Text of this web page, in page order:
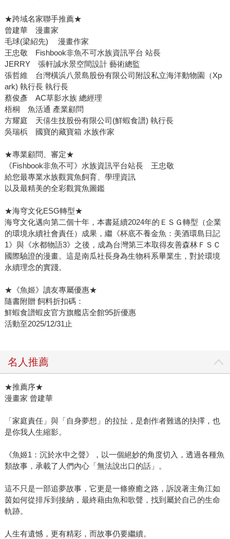
★跨域名家聯手推薦★
曾建華 漫畫家
毛球(梁紹先) 漫畫作家
王忠敬 Fishbook非魚不可水族資訊平台 站長
JERRY 張軒誠水景空間設計 藝術總監
張哲維 台灣橫浜八景島股份有限公司附設私立海洋動物園（Xp
ark) 執行長 執行長
蔡俊彥 AC草影水族 總經理
梧桐 魚活通 產業顧問
方耀庭 天僖生技股份有限公司(鮮蝦食譜) 執行長
吳瑞梹 國寶的藏寶箱 水族作家
★專業顧問、審定★
《Fishbook非魚不可》水族資訊平台站長 王忠敬
給您最專業水族觀賞魚飼育、學理資訊
以及最精美的全彩觀賞魚圖鑑
★海穹文化ESG轉型★
海穹文化邁向第二個十年，本書延續2024年的ＥＳＧ轉型（企業
的環境永續社會責任）成果，繼《杯底不養金魚：美酒環島日記
1》與《水都物語3》之後，成為台灣第三本取得友善森林ＦＳＣ
國際驗證的漫畫。這是南瓜社長身為生物科系畢業生，對於環境
永續理念的實踐。
★《魚姬》讀友專屬優惠★
隨書附贈 飼料折扣碼：
鮮蝦食譜蝦皮官方旗艦店全館95折優惠
活動至2025/12/31止
名人推薦
★推薦序★
漫畫家 曾建華
「家庭責任」與「自身夢想」的拉扯，是創作者難逃的抉擇，也
是你我人生縮影。
《魚姬1：沉於水中之聲》，以一個絕妙的角度切入，透過各種魚
類故事，承載了人們內心「無法說出口的話」。
這不只是一部追夢故事，它更是一條療癒之路，訴說著主角江如
茵如何從排斥到接納，最終藉由魚和歌聲，找到屬於自己的生命
軌跡。
人生有遺憾，更有精彩，而故事仍要繼續。